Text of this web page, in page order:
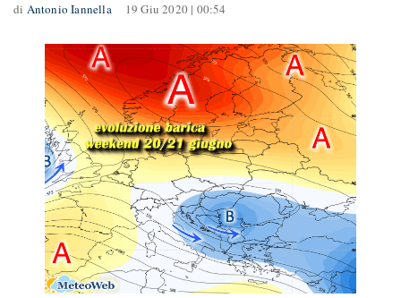
di Antonio Iannella 19 Giu 2020 | 00:54